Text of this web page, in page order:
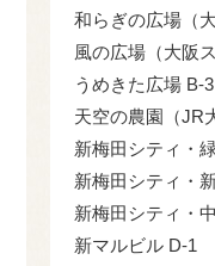
和らぎの広場（
風の広場（大阪
うめきた広場 B-3
天空の農園（JR
新梅田シティ・
新梅田シティ・
新梅田シティ・
新マルビル D-1